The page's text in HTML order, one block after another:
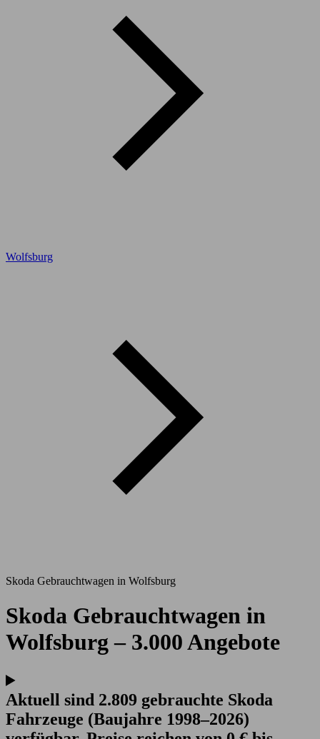
Wolfsburg
Skoda Gebrauchtwagen in Wolfsburg
Skoda Gebrauchtwagen in
Wolfsburg – 3.000 Angebote
Aktuell sind 2.809 gebrauchte Skoda
Fahrzeuge (Baujahre 1998–2026)